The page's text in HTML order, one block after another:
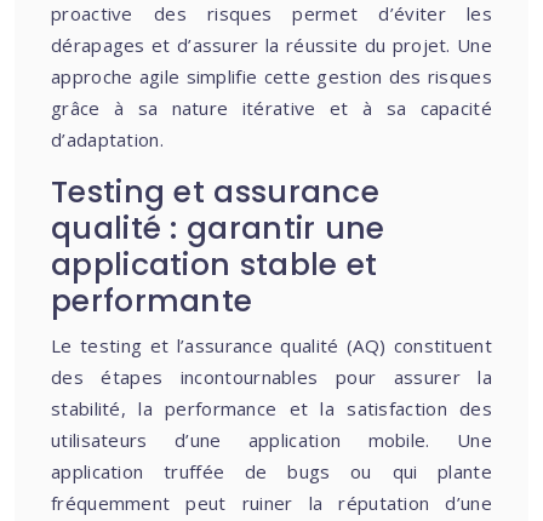
proactive des risques permet d’éviter les
dérapages et d’assurer la réussite du projet. Une
approche agile simplifie cette gestion des risques
grâce à sa nature itérative et à sa capacité
d’adaptation.
Testing et assurance
qualité : garantir une
application stable et
performante
Le testing et l’assurance qualité (AQ) constituent
des étapes incontournables pour assurer la
stabilité, la performance et la satisfaction des
utilisateurs d’une application mobile. Une
application truffée de bugs ou qui plante
fréquemment peut ruiner la réputation d’une